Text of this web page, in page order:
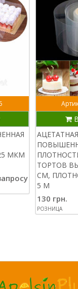
МКМ
В
ТОРТОВ
СМ,
5 М
130 грн.
РОЗНИЦА